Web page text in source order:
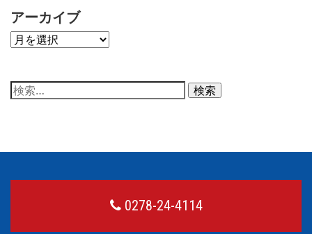
アーカイブ
ア
ー
ブ
検
索:
0278-24-4114